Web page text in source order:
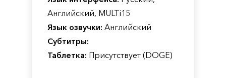
Английский, MULTi15
Язык озвучки: Английский
Субтитры:
Таблетка: Присутствует (DOGE)